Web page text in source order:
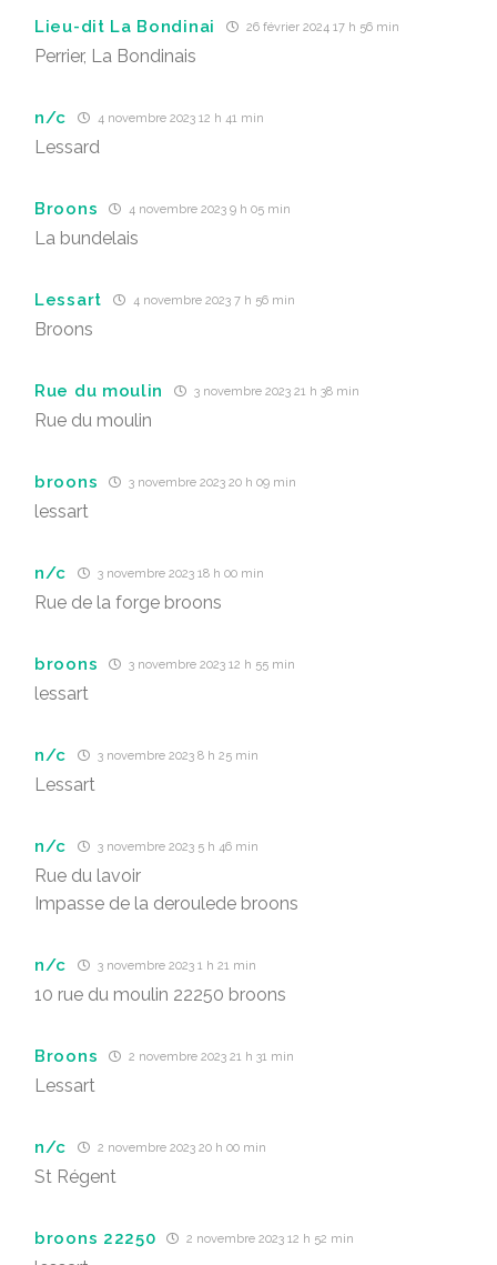
Lieu-dit La Bondinai 26 février 2024 17 h 56 min
Perrier, La Bondinais
n/c 4 novembre 2023 12 h 41 min
Lessard
Broons 4 novembre 2023 9 h 05 min
La bundelais
Lessart 4 novembre 2023 7 h 56 min
Broons
Rue du moulin 3 novembre 2023 21 h 38 min
Rue du moulin
broons 3 novembre 2023 20 h 09 min
lessart
n/c 3 novembre 2023 18 h 00 min
Rue de la forge broons
broons 3 novembre 2023 12 h 55 min
lessart
n/c 3 novembre 2023 8 h 25 min
Lessart
n/c 3 novembre 2023 5 h 46 min
Rue du lavoir
Impasse de la deroulede broons
n/c 3 novembre 2023 1 h 21 min
10 rue du moulin 22250 broons
Broons 2 novembre 2023 21 h 31 min
Lessart
n/c 2 novembre 2023 20 h 00 min
St Régent
broons 22250 2 novembre 2023 12 h 52 min